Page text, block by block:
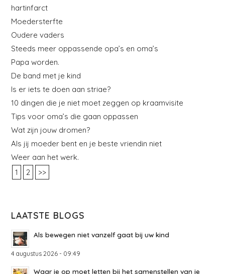
hartinfarct
Moedersterfte
Oudere vaders
Steeds meer oppassende opa’s en oma’s
Papa worden.
De band met je kind
Is er iets te doen aan striae?
10 dingen die je niet moet zeggen op kraamvisite
Tips voor oma’s die gaan oppassen
Wat zijn jouw dromen?
Als jij moeder bent en je beste vriendin niet
Weer aan het werk.
1
2 >>
LAATSTE BLOGS
Als bewegen niet vanzelf gaat bij uw kind
4 augustus 2026 - 09:49
Waar je op moet letten bij het samenstellen van je